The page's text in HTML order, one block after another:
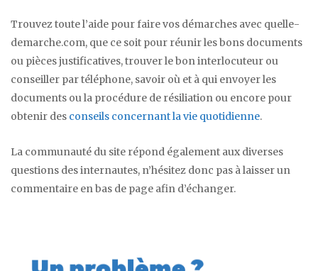
Trouvez toute l’aide pour faire vos démarches avec quelle-
demarche.com, que ce soit pour réunir les bons documents
ou pièces justificatives, trouver le bon interlocuteur ou
conseiller par téléphone, savoir où et à qui envoyer les
documents ou la procédure de résiliation ou encore pour
obtenir des conseils concernant la vie quotidienne.
La communauté du site répond également aux diverses
questions des internautes, n’hésitez donc pas à laisser un
commentaire en bas de page afin d’échanger.